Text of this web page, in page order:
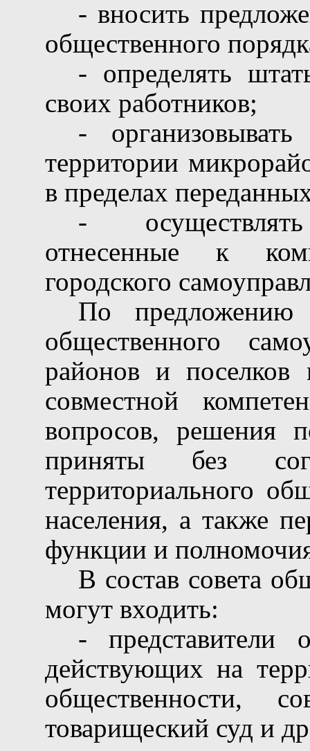
- вносить
общественного
- определять
своих работников;
-
территории
в пределах
-
отнесенные к
городского
По предложению
общественного
районов и поселков
совместной
вопросов, решения
приняты без
территориального
населения, а также
функции и
В состав совета
могут входить:
- представители
действующих на
общественности,
товарищеский суд и